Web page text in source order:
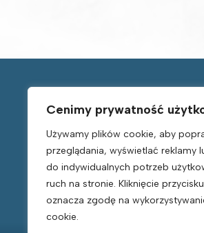
Cenimy prywatność
Używamy plików cookie, aby
przeglądania, wyświetlać reklamy
do indywidualnych potrzeb
ruch na stronie. Kliknięcie
oznacza zgodę na
cookie.
Nawigacja
Sklep
Blog